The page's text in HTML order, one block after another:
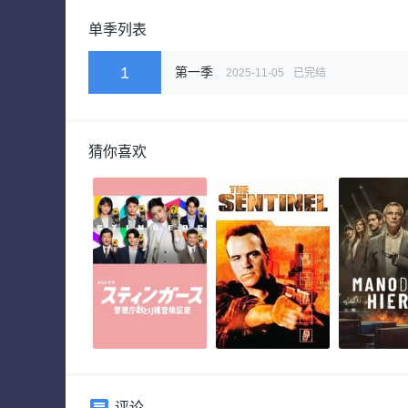
单季列表
1 第一季 2025-11-05 已完结
猜你喜欢